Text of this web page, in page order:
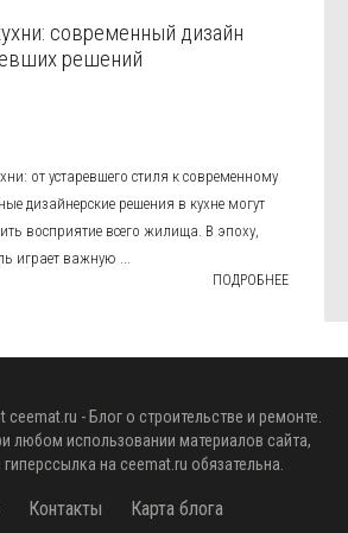
современный дизайн
решений
от устаревшего стиля к современному
дизайнерские решения в кухне могут
восприятие всего жилища. В эпоху,
играет важную ...
ПОДРОБНЕЕ
ceemat.ru - Блог о строительстве и ремонте.
любом использовании материалов сайта,
на ceemat.ru обязательна.
Контакты Карта блога